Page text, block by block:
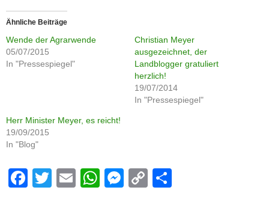
Ähnliche Beiträge
Wende der Agrarwende
05/07/2015
In "Pressespiegel"
Christian Meyer
ausgezeichnet, der
Landblogger gratuliert
herzlich!
19/07/2014
In "Pressespiegel"
Herr Minister Meyer, es reicht!
19/09/2015
In "Blog"
F
T
E
W
M C